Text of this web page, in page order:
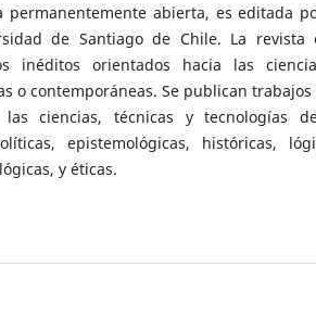
permanentemente abierta, es editada
de Santiago de Chile. La revista
inéditos orientados hacia las
o contemporáneas. Se publican
ciencias, técnicas y tecnologías
epistemológicas, históricas,
y éticas.